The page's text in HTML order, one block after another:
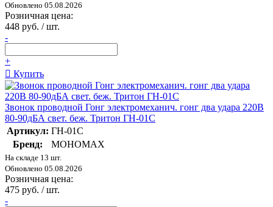
Обновлено 05.08.2026
Розничная цена:
448 руб. / шт.
-
+
Купить
Звонок проводной Гонг электромеханич. гонг два удара 220В
80-90дБА свет. беж. Тритон ГН-01С
Артикул: ГН-01С
Бренд:
МОНОМАХ
На складе 13 шт.
Обновлено 05.08.2026
Розничная цена:
475 руб. / шт.
-